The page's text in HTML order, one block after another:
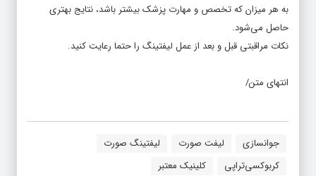
به هر میزان که تخصص و مهارت پزشک بیشتر باشد، نتایج بهتری
حاصل می‌شود.
نکات مراقبتی قبل و بعد از عمل لیفتینگ را حتما رعایت کنید.
انتهای متن/
جوانسازی لیفت صورت
لیفتینگ صورت
کربوکسی‌تراپی
کلینیک معتبر